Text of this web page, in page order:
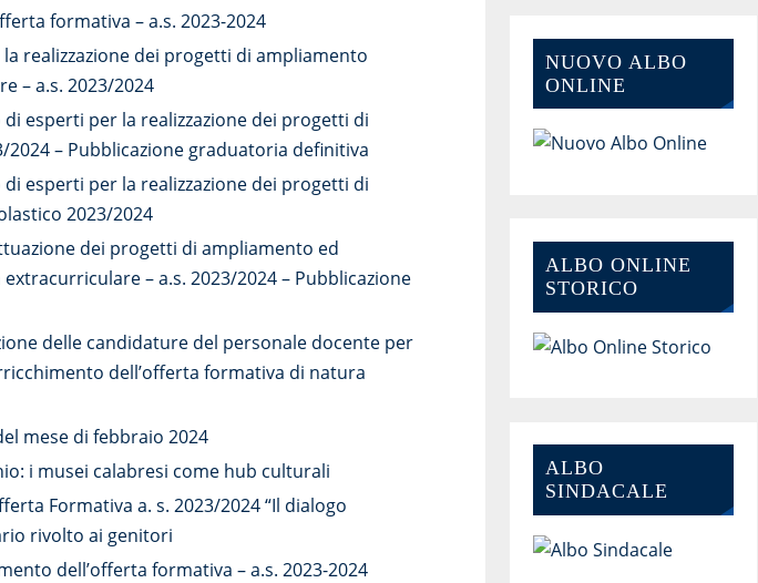
formativa – a.s. 2023-2024
realizzazione dei progetti di ampliamento
– a.s. 2023/2024
esperti per la realizzazione dei progetti di
– Pubblicazione graduatoria definitiva
esperti per la realizzazione dei progetti di
2023/2024
dei progetti di ampliamento ed
– a.s. 2023/2024 – Pubblicazione
delle candidature del personale docente per
dell’offerta formativa di natura
mese di febbraio 2024
i musei calabresi come hub culturali
Formativa a. s. 2023/2024 “Il dialogo
rivolto ai genitori
dell’offerta formativa – a.s. 2023-2024
NUOVO ALBO
ONLINE
ALBO ONLINE
STORICO
ALBO
SINDACALE